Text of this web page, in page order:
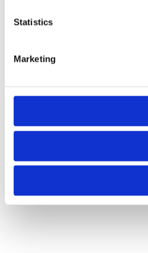
Statistics
Marketing